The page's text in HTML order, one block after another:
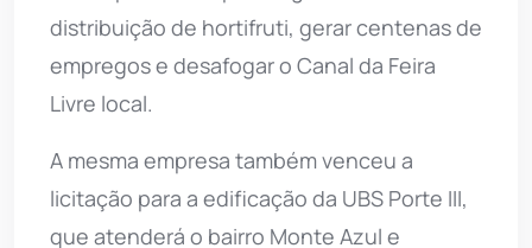
distribuição de hortifruti, gerar centenas de
empregos e desafogar o Canal da Feira
Livre local.
A mesma empresa também venceu a
licitação para a edificação da UBS Porte III,
que atenderá o bairro Monte Azul e